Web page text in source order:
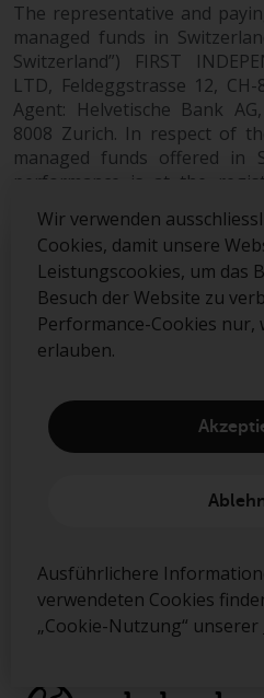
We use strictly necessary
site to work and
the visitor experience
only set performance
For more detailed
we use, see the „Cookie
Privacy Policy
The representative and
managed funds in
Switzerland”) FIRST
LTD, Feldeggstrasse 12,
Agent: Helvetische Bank
8008 Zurich. In respect of
managed funds offered in
performance is at the
registered office of the
registered office or place of
Melden Sie sich an
Wir verwenden
Cookies, damit unsere
Leistungscookies, um das
Besuch der Website zu
Performance-Cookies nur,
erlauben.
Ausführlichere
verwendeten Cookies
„Cookie-Nutzung“ unserer